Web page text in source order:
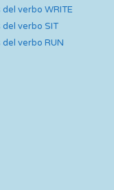
verbo WRITE
verbo SIT
verbo RUN